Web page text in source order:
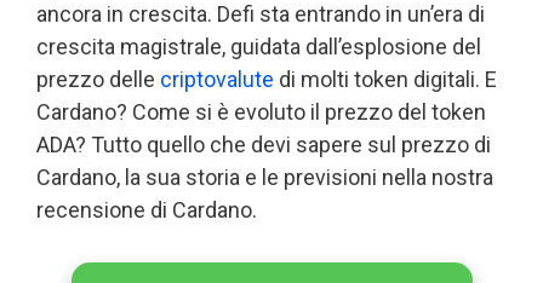
ancora in crescita. Defi sta entrando in un’era di
crescita magistrale, guidata dall’esplosione del
prezzo delle criptovalute di molti token digitali. E
Cardano? Come si è evoluto il prezzo del token
ADA? Tutto quello che devi sapere sul prezzo di
Cardano, la sua storia e le previsioni nella nostra
recensione di Cardano.